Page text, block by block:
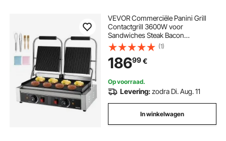
VEVOR Commerciële Panini Grill
Contactgrill 3600W voor
Sandwiches Steak Bacon
Hamburger, Sandwich Maker Press
Grill Gemaakt van roestvrij staal met
handvat & temperatuurregeling & 48
x 23 cm verwarmingsplaat, Panini
Press
(1)
18699€
Op voorraad.
Levering:zodra Di. Aug. 11
In winkelwagen